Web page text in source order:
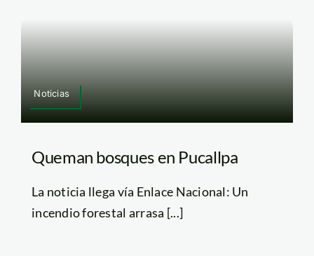
Noticias
Queman bosques en Pucallpa
La noticia llega vía Enlace Nacional: Un
incendio forestal arrasa [...]